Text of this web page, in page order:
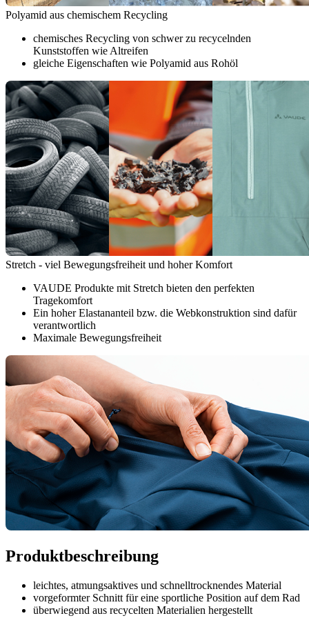
Polyamid aus chemischem Recycling
chemisches Recycling von schwer zu recycelnden
Kunststoffen wie Altreifen
gleiche Eigenschaften wie Polyamid aus Rohöl
Stretch - viel Bewegungsfreiheit und hoher Komfort
VAUDE Produkte mit Stretch bieten den perfekten
Tragekomfort
Ein hoher Elastananteil bzw. die Webkonstruktion sind dafür
verantwortlich
Maximale Bewegungsfreiheit
Produktbeschreibung
leichtes, atmungsaktives und schnelltrocknendes Material
vorgeformter Schnitt für eine sportliche Position auf dem Rad
überwiegend aus recycelten Materialien hergestellt